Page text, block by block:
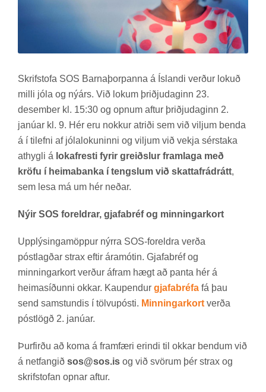
Skrif­stofa SOS Barna­þorp­anna á Ís­landi verð­ur lok­uð
milli jóla og ný­árs. Við lok­um þriðju­dag­inn 23.
des­em­ber kl. 15:30 og opn­um aft­ur þriðju­dag­inn 2.
janú­ar kl. 9. Hér eru nokk­ur at­riði sem við vilj­um benda
á í til­efni af jóla­lok­un­inni og vilj­um við vekja sér­staka
at­hygli á lokafresti fyrir greiðslur framlaga með
kröfu í heimabanka í tengslum við skattafrádrátt,
sem lesa má um hér neð­ar.
Nýir SOS foreldrar, gjafabréf og minningarkort
Upp­lýs­inga­möpp­ur nýrra SOS-for­eldra verða
póst­lagð­ar strax eft­ir ára­mót­in. Gjafa­bréf og
minn­ing­ar­kort verð­ur áfram hægt að panta hér á
heima­síð­unni okk­ar. Kaup­end­ur gjafabréfa fá þau
send sam­stund­is í tölvu­pósti. Minningarkort verða
póst­lögð 2. janú­ar.
Þurf­irðu að koma á fram­færi er­indi til okk­ar bend­um við
á net­fang­ið sos@sos.is og við svör­um þér strax og
skrif­stof­an opn­ar aft­ur.